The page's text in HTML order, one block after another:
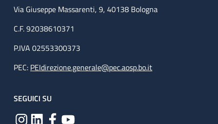
Via Giuseppe Massarenti, 9, 40138 Bologna
C.F. 92038610371
P.IVA 02553300373
PEC: PEIdirezione.generale@pec.aosp.bo.it
SEGUICI SU